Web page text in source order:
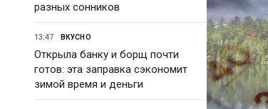
разных сонников
13:47 ВКУСНО
Открыла банку и борщ почти
готов: эта заправка сэкономит
зимой время и деньги